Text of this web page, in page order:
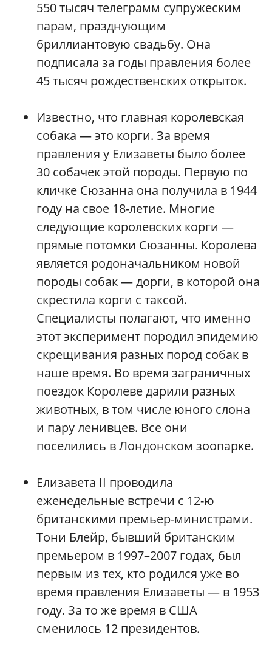
550 тысяч телеграмм супружеским
парам, празднующим
бриллиантовую свадьбу. Она
подписала за годы правления более
45 тысяч рождественских открыток.
Известно, что главная королевская
собака — это корги. За время
правления у Елизаветы было более
30 собачек этой породы. Первую по
кличке Сюзанна она получила в 1944
году на свое 18-летие. Многие
следующие королевских корги —
прямые потомки Сюзанны. Королева
является родоначальником новой
породы собак — дорги, в которой она
скрестила корги с таксой.
Специалисты полагают, что именно
этот эксперимент породил эпидемию
скрещивания разных пород собак в
наше время. Во время заграничных
поездок Королеве дарили разных
животных, в том числе юного слона
и пару ленивцев. Все они
поселились в Лондонском зоопарке.
Елизавета II проводила
еженедельные встречи с 12-ю
британскими премьер-министрами.
Тони Блейр, бывший британским
премьером в 1997–2007 годах, был
первым из тех, кто родился уже во
время правления Елизаветы — в 1953
году. За то же время в США
сменилось 12 президентов.